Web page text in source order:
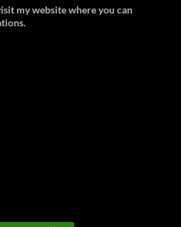
my website where you can